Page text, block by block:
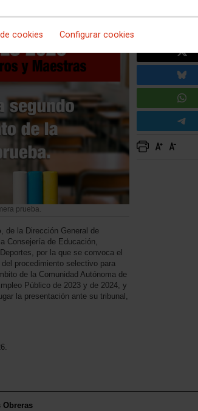
cookies Configurar cookies
prueba.
, de la Dirección General de
Consejería de Educación,
por la que se convoca el
procedimiento selectivo para
de la Comunidad Autónoma de
Público de 2023 y de 2024, y
la presentación ante su tribunal,
Obreras